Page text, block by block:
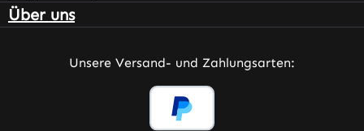
Über uns
Unsere Versand- und Zahlungsarten: